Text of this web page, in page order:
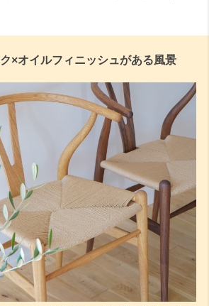
×オイルフィニッシュがある風景